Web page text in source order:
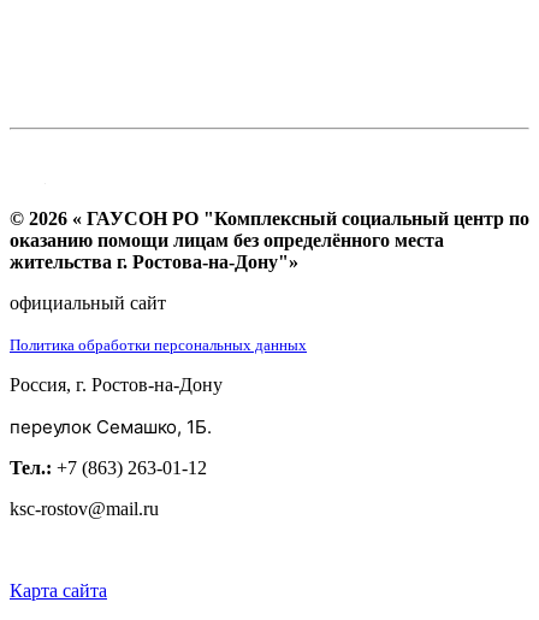
© 2026 « ГАУСОН РО "Комплексный социальный центр по
оказанию помощи лицам без определённого места
жительства г. Ростова-на-Дону"»
официальный сайт
Политика обработки персональных данных
Россия, г. Ростов-на-Дону
переулок Семашко, 1Б.
Тел.: +7 (863) 263-01-12
ksc-rostov@mail.ru
Карта сайта